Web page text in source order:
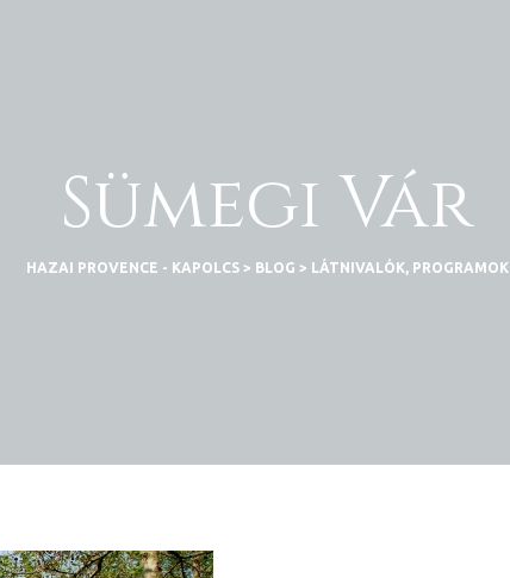
Sümegi Vár
HAZAI PROVENCE - KAPOLCS> BLOG > LÁTNIVALÓK, PROGRAMOK